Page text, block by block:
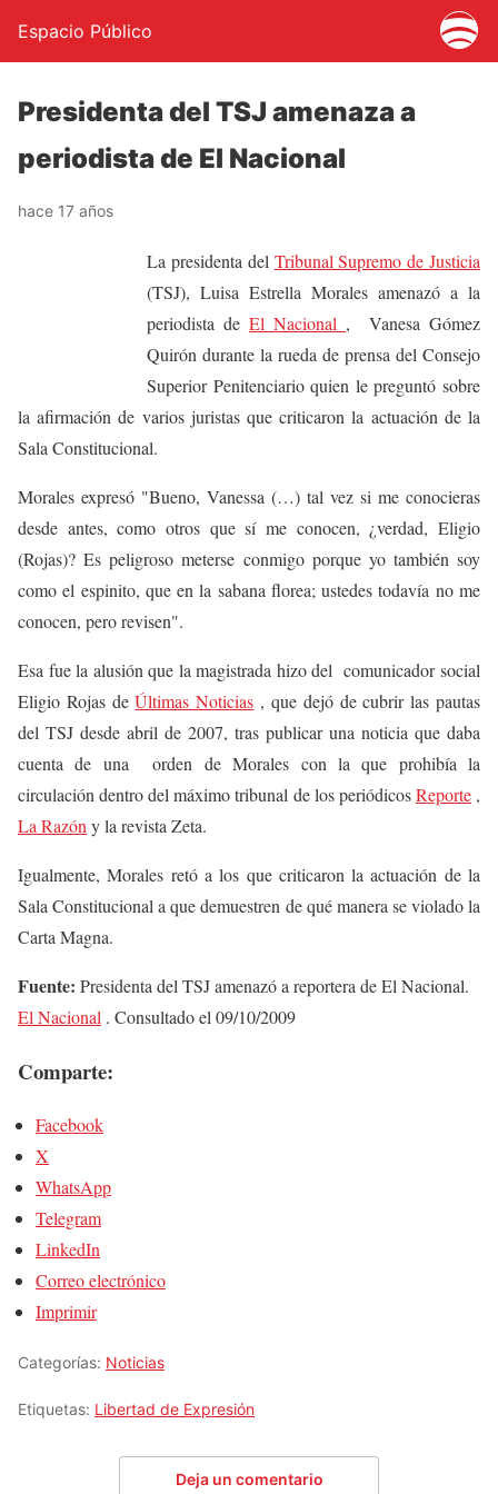
Espacio Público
Presidenta del TSJ amenaza a
periodista de El Nacional
hace 17 años
La presidenta del Tribunal Supremo de Justicia
(TSJ), Luisa Estrella Morales amenazó a la
periodista de El Nacional , Vanesa Gómez
Quirón durante la rueda de prensa del Consejo
Superior Penitenciario quien le preguntó sobre
la afirmación de varios juristas que criticaron la actuación de la
Sala Constitucional.
Morales expresó "Bueno, Vanessa (…) tal vez si me conocieras
desde antes, como otros que sí me conocen, ¿verdad, Eligio
(Rojas)? Es peligroso meterse conmigo porque yo también soy
como el espinito, que en la sabana florea; ustedes todavía no me
conocen, pero revisen".
Esa fue la alusión que la magistrada hizo del comunicador social
Eligio Rojas deÚltimas Noticias , que dejó de cubrir las pautas
del TSJ desde abril de 2007, tras publicar una noticia que daba
cuenta de una orden de Morales con la que prohibía la
circulación dentro del máximo tribunal de los periódicosReporte,
La Razón y la revista Zeta.
Igualmente, Morales retó a los que criticaron la actuación de la
Sala Constitucional a que demuestren de qué manera se violado la
Carta Magna.
Fuente: Presidenta del TSJ amenazó a reportera de El Nacional.
El Nacional . Consultado el 09/10/2009
Comparte:
Facebook
X
WhatsApp
Telegram
LinkedIn
Correo electrónico
Imprimir
Categorías: Noticias
Etiquetas: Libertad de Expresión
Deja un comentario